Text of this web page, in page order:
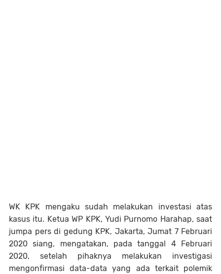
WK KPK mengaku sudah melakukan investasi atas
kasus itu. Ketua WP KPK, Yudi Purnomo Harahap, saat
jumpa pers di gedung KPK, Jakarta, Jumat 7 Februari
2020 siang, mengatakan, pada tanggal 4 Februari
2020, setelah pihaknya melakukan investigasi
mengonfirmasi data-data yang ada terkait polemik